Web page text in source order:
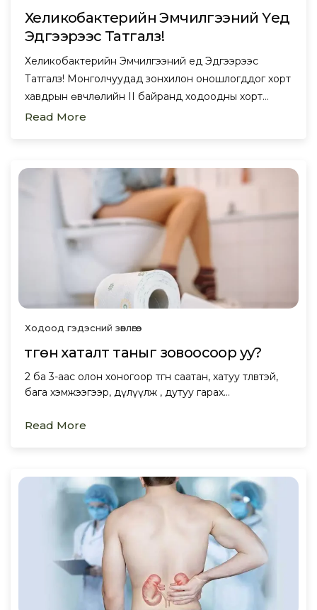
Хеликобактерийн Эмчилгээний Үед
Эдгээрээс Татгалз!
Хеликобактерийн Эмчилгээний Үед Эдгээрээс
Татгалз! Монголчуудад зонхилон оношлогддог хорт
хавдрын өвчлөлийн II байранд ходоодны хорт…
Read More
Ходоод гэдэсний зөвлөгөө
Өтгөн хаталт таныг зовоосоор уу?
2 ба 3-аас олон хоногоор өтгөн саатан, хатуу төлөвтэй,
бага хэмжээгээр, дүлүүлж , дутуу гарах…
Read More